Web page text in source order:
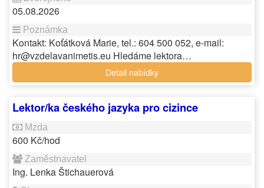
05.08.2026
Kontakt: Koťátková Marie, tel.: 604 500 052, e-mail:
hr@vzdelavanimetis.eu Hledáme lektora…
Detail nabídky
Lektor/ka českého jazyka pro cizince
600 Kč/hod
Ing. Lenka Štichauerová